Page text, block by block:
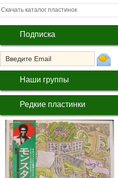
Скачать каталог пластинок
Подписка
Наши группы
Редкие пластинки